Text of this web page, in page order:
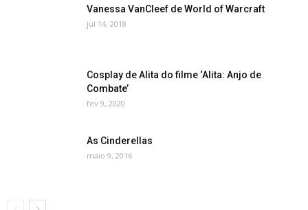
Vanessa VanCleef de World of Warcraft
jul 14, 2018
Cosplay de Alita do filme ‘Alita: Anjo de
Combate’
fev 9, 2020
As Cinderellas
maio 9, 2016